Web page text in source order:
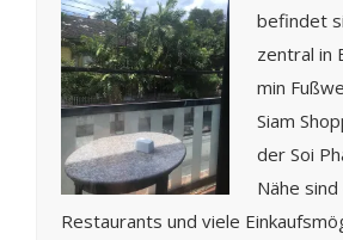
befindet
zentral in
min
Siam
der Soi
Nähe
Restaurants und viele